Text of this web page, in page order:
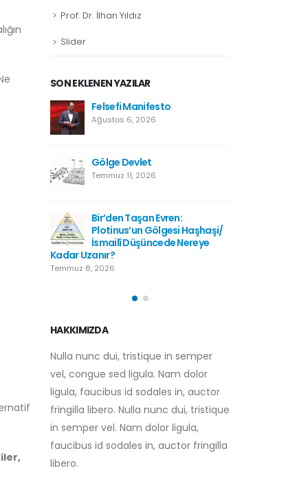
Prof. Dr. İlhan Yıldız
Slider
SON EKLENEN YAZILAR
Kutsala Saygı, Hürriyetin
Düşmanı Değildir
Kışladan Yükselen
Kur’anTilaveti: Bir Milletin
Haziran 28, 2026
Türkiye Neden Futbolcu
Yetiştiremiyor?
Haziran 28, 2026
HAKKIMIZDA
Nulla nunc dui, tristique in semper
vel, congue sed ligula. Nam dolor
ligula, faucibus id sodales in, auctor
fringilla libero. Nulla nunc dui, tristique
in semper vel. Nam dolor ligula,
faucibus id sodales in, auctor fringilla
libero.